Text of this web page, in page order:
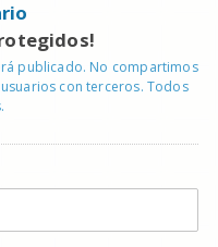
publicado. No compartimos
con terceros. Todos